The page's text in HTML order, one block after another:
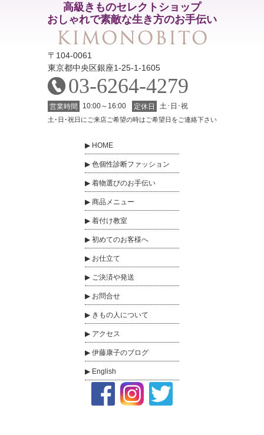
高級きものセレクトショップ
おしゃれで素敵な生き方のお手伝い
〒104-0061
東京都中央区銀座1-25-1-1605
03-6264-4279
営業時間 10:00～16:00 定休日 土･日･祝
土･日･祝日にご来店ご希望の時はご希望日をご連絡下さい
HOME
色個性診断ファッション
着物選びのお手伝い
商品メニュー
着付け教室
初めてのお客様へ
お仕立て
ご決済や発送
お問合せ
きもの人について
アクセス
伊藤康子のブログ
English